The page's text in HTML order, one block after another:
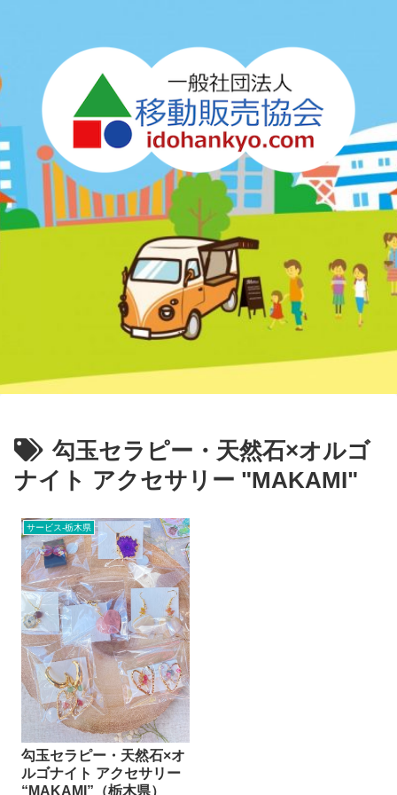
勾玉セラピー・天然石×オルゴ
ナイト アクセサリー "MAKAMI"
サービス-栃木県
勾玉セラピー・天然石×オ
ルゴナイト アクセサリー
“MAKAMI”（栃木県）